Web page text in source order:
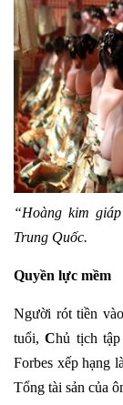
“Hoàng kim
Trung Quốc.
Quyền lực mềm
Người rót tiền
tuổi,Chủ tịch
Forbes xếp hạng
Tổng tài sản của